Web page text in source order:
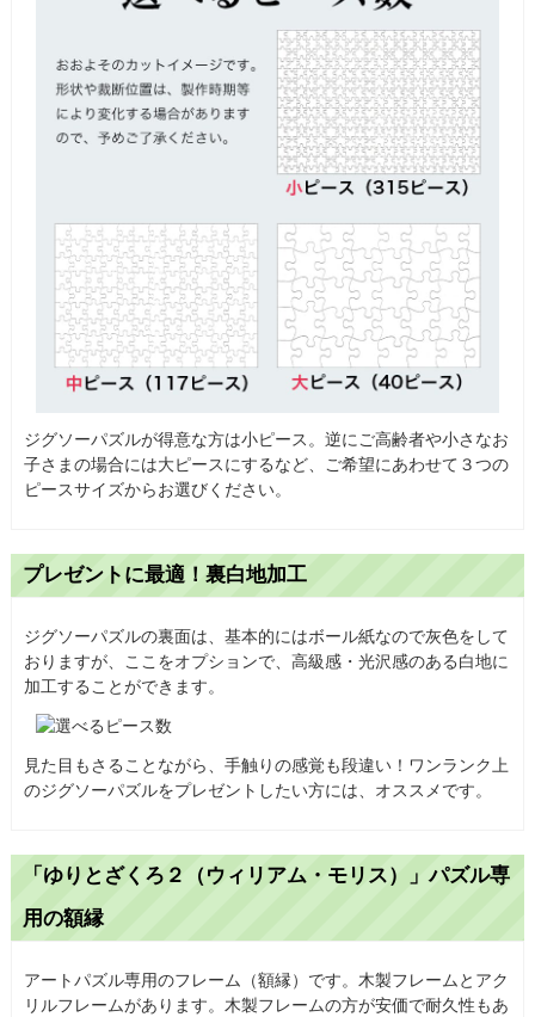
ジグソーパズルが得意な方は小ピース。逆にご高齢者や小さなお
子さまの場合には大ピースにするなど、ご希望にあわせて３つの
ピースサイズからお選びください。
プレゼントに最適！裏白地加工
ジグソーパズルの裏面は、基本的にはボール紙なので灰色をして
おりますが、ここをオプションで、高級感・光沢感のある白地に
加工することができます。
見た目もさることながら、手触りの感覚も段違い！ワンランク上
のジグソーパズルをプレゼントしたい方には、オススメです。
「ゆりとざくろ２（ウィリアム・モリス）」パズル専
用の額縁
アートパズル専用のフレーム（額縁）です。木製フレームとアク
リルフレームがあります。木製フレームの方が安価で耐久性もあ